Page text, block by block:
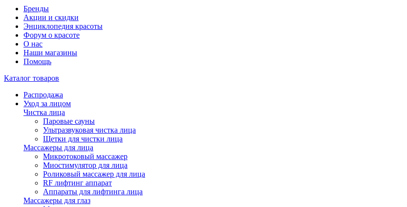
Бренды
Акции и скидки
Энциклопедия красоты
Форум о красоте
О нас
Наши магазины
Помощь
Каталог товаров
Распродажа
Уход за лицом
Чистка лица
Паровые сауны
Ультразвуковая чистка лица
Щетки для чистки лица
Массажеры для лица
Микротоковый массажер
Миостимулятор для лица
Роликовый массажер для лица
RF лифтинг аппарат
Аппараты для лифтинга лица
Массажеры для глаз